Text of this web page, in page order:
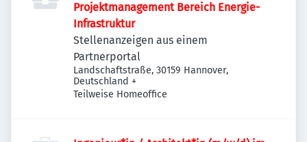
Projektmanagement Bereich Energie-
Infrastruktur
Stellenanzeigen aus einem
Partnerportal
Landschaftstraße, 30159 Hannover,
Deutschland +
Teilweise Homeoffice